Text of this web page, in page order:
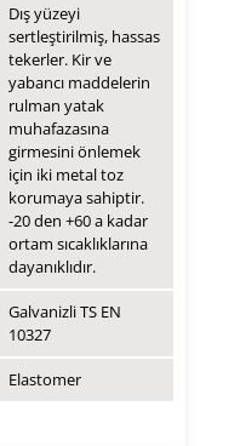
Dış yüzeyi
sertleştirilmiş, hassas
tekerler. Kir ve
yabancı maddelerin
rulman yatak
muhafazasına
girmesini önlemek
için iki metal toz
korumaya sahiptir.
-20 den +60 a kadar
ortam sıcaklıklarına
dayanıklıdır.
Galvanizli TS EN
10327
Elastomer